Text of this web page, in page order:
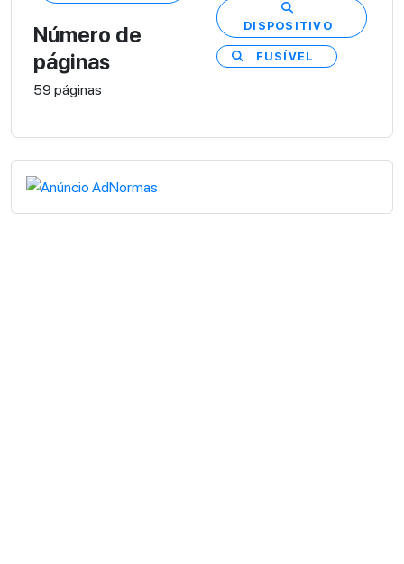
Número de
páginas
59 páginas
DISPOSITIVO
FUSÍVEL